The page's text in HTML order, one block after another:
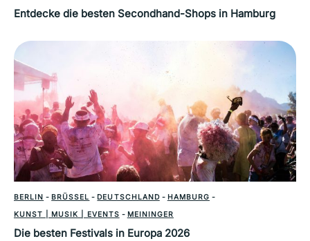
Entdecke die besten Secondhand-Shops in Hamburg
BERLIN - BRÜSSEL - DEUTSCHLAND- HAMBURG -
KUNST | MUSIK | EVENTS - MEININGER
Die besten Festivals in Europa 2026